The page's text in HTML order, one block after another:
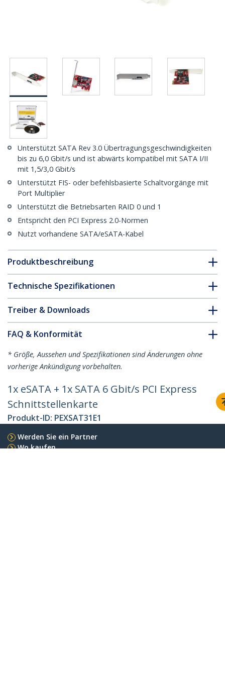
Unterstützt SATA Rev 3.0 Übertragungsgeschwindigkeiten
bis zu 6,0 Gbit/s und ist abwärts kompatibel mit SATA I/II
mit 1,5/3,0 Gbit/s
Unterstützt FIS- oder befehlsbasierte Schaltvorgänge mit
Port Multiplier
Unterstützt die Betriebsarten RAID 0 und 1
Entspricht den PCI Express 2.0-Normen
Nutzt vorhandene SATA/eSATA-Kabel
Produktbeschreibung
Technische Spezifikationen
Treiber & Downloads
FAQ & Konformität
* Größe, Aussehen und Spezifikationen sind Änderungen ohne
vorherige Ankündigung vorbehalten.
1x eSATA + 1x SATA 6 Gbit/s PCI Express
Schnittstellenkarte
Produkt-ID: PEXSAT31E1
Werden Sie ein Partner
Wo kaufen